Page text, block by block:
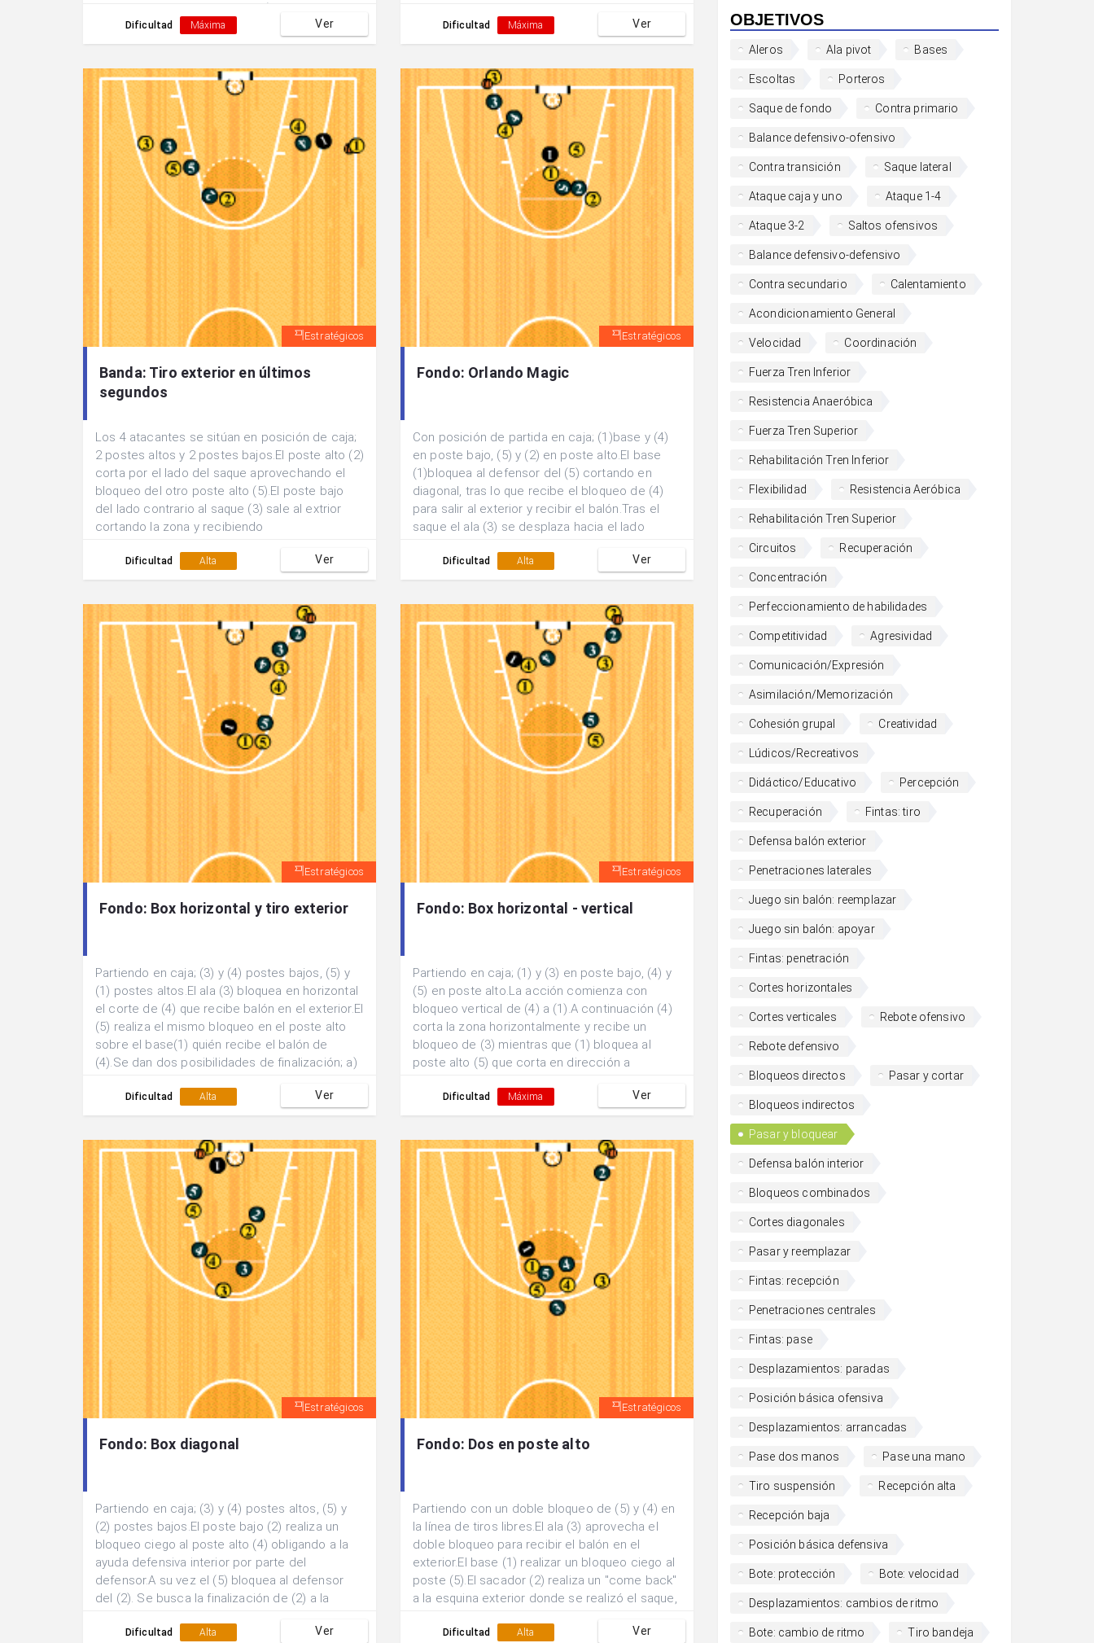
posibilidades de finalización; a)Acción 1x1 del
poste bajo (5). b) Doblar el pase hacia la
posición exterior del base (1) escapando de la
Dificultad Máxima Ver
vertical al defensor del (3).Se buscan dos
posibles finalizaciones: a)Pase y finalización
finalización 1x1 del (5).
Dificultad Máxima Ver
Estratégicos
Banda: Tiro exterior en últimos
segundos
Los 4 atacantes se sitúan en posición de caja;
2 postes altos y 2 postes bajos.El poste alto (2)
corta por el lado del saque aprovechando el
bloqueo del otro poste alto (5).El poste bajo
del lado contrario al saque (3) sale al extrior
cortando la zona y recibiendo
(4).Tras recibir el balón del sacador éste
jugador (3) finaliza con tiro exterior.
Dificultad Alta Ver
Estratégicos
Fondo: Orlando Magic
Con posición de partida en caja; (1)base y (4)
en poste bajo, (5) y (2) en poste alto.El base
(1)bloquea al defensor del (5) cortando en
diagonal, tras lo que recibe el bloqueo de (4)
para salir al exterior y recibir el balón.Tras el
saque el ala (3) se desplaza hacia el lado
(2).La acción se finaliza con un pick and roll del
(4) al (1) y dos posibilidades; a) Finalización del
Dificultad Alta Ver
Estratégicos
Fondo: Box horizontal y tiro exterior
Partiendo en caja; (3) y (4) postes bajos, (5) y
(1) postes altos.El ala (3) bloquea en horizontal
el corte de (4) que recibe balón en el exterior.El
(5) realiza el mismo bloqueo en el poste alto
sobre el base(1) quién recibe el balón de
(4).Se dan dos posibilidades de finalización; a)
los bloqueos de (3) y (4). b) Pase al 3 que
recibe el bloqueo de (5) para lanzamiento
Dificultad Alta Ver
Estratégicos
Fondo: Box horizontal - vertical
Partiendo en caja; (1) y (3) en poste bajo, (4) y
(5) en poste alto.La acción comienza con
bloqueo vertical de (4) a (1).A continuación (4)
corta la zona horizontalmente y recibe un
bloqueo de (3) mientras que (1) bloquea al
poste alto (5) que corta en dirección a
combina con el base (1) a la espera de que (2)
llegue al exterior tras bloqueo de (5) para
Dificultad Máxima Ver
Estratégicos
Fondo: Box diagonal
Partiendo en caja; (3) y (4) postes altos, (5) y
(2) postes bajos.El poste bajo (2) realiza un
bloqueo ciego al poste alto (4) obligando a la
ayuda defensiva interior por parte del
defensor.A su vez el (5) bloquea al defensor
del (2). Se busca la finalización de (2) a la
posible el sacador se desplaza hasta el lado
Dificultad Alta Ver
Estratégicos
Fondo: Dos en poste alto
Partiendo con un doble bloqueo de (5) y (4) en
la línea de tiros libres.El ala (3) aprovecha el
doble bloqueo para recibir el balón en el
exterior.El base (1) realizar un bloqueo ciego al
poste (5).El sacador (2) realiza un "come back"
a la esquina exterior donde se realizó el saque,
finalizar mediante pase y lanzamiento exterior
Dificultad Alta Ver
OBJETIVOS
Aleros Ala pivot Bases
Escoltas Porteros
Saque de fondo Contra primario
Balance defensivo-ofensivo
Contra transición Saque lateral
Ataque caja y uno Ataque 1-4
Ataque 3-2 Saltos ofensivos
Balance defensivo-defensivo
Contra secundario Calentamiento
Acondicionamiento General
Velocidad Coordinación
Fuerza Tren Inferior
Resistencia Anaeróbica
Fuerza Tren Superior
Rehabilitación Tren Inferior
Flexibilidad Resistencia Aeróbica
Rehabilitación Tren Superior
Circuitos Recuperación
Concentración
Perfeccionamiento de habilidades
Competitividad Agresividad
Comunicación/Expresión
Asimilación/Memorización
Cohesión grupal Creatividad
Lúdicos/Recreativos
Didáctico/Educativo Percepción
Recuperación Fintas: tiro
Defensa balón exterior
Penetraciones laterales
Juego sin balón: reemplazar
Juego sin balón: apoyar
Fintas: penetración
Cortes horizontales
Cortes verticales Rebote ofensivo
Rebote defensivo
Bloqueos directos Pasar y cortar
Bloqueos indirectos
Pasar y bloquear
Defensa balón interior
Bloqueos combinados
Cortes diagonales
Pasar y reemplazar
Fintas: recepción
Penetraciones centrales
Fintas: pase
Desplazamientos: paradas
Posición básica ofensiva
Desplazamientos: arrancadas
Pase dos manos Pase una mano
Tiro suspensión Recepción alta
Recepción baja
Posición básica defensiva
Bote: protección Bote: velocidad
Desplazamientos: cambios de ritmo
Bote: cambio de ritmo Tiro bandeja